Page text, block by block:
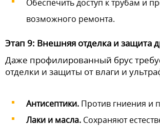
Обеспечить доступ к трубам и
возможного ремонта.
Этап 9: Внешняя отделка и защита
Даже профилированный брус
отделки и защиты от влаги и
Антисептики. Против гниения и
Лаки и масла. Сохраняют